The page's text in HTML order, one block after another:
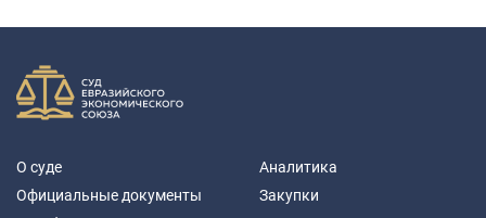
О суде
Официальные документы
Аналитика
Закупки